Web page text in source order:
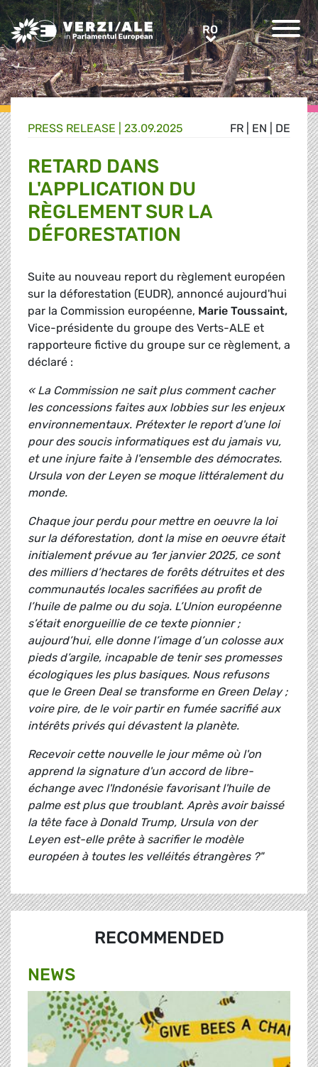
Greens/EFA Home RORO
FR EN DE
PRESS RELEASE | 23.09.2025
RETARD DANS
L'APPLICATION DU
RÈGLEMENT SUR LA
DÉFORESTATION
Suite au nouveau report du règlement européen
sur la déforestation (EUDR), annoncé aujourd'hui
par la Commission européenne, Marie Toussaint,
Vice-présidente du groupe des Verts-ALE et
rapporteure fictive du groupe sur ce règlement, a
déclaré :
« La Commission ne sait plus comment cacher
les concessions faites aux lobbies sur les enjeux
environnementaux. Prétexter le report d'une loi
pour des soucis informatiques est du jamais vu,
et une injure faite à l'ensemble des démocrates.
Ursula von der Leyen se moque littéralement du
monde.
Chaque jour perdu pour mettre en oeuvre la loi
sur la déforestation, dont la mise en oeuvre était
initialement prévue au 1er janvier 2025, ce sont
des milliers d’hectares de forêts détruites et des
communautés locales sacrifiées au profit de
l’huile de palme ou du soja. L’Union européenne
s’était enorgueillie de ce texte pionnier ;
aujourd’hui, elle donne l’image d’un colosse aux
pieds d’argile, incapable de tenir ses promesses
écologiques les plus basiques. Nous refusons
que le Green Deal se transforme en Green Delay ;
voire pire, de le voir partir en fumée sacrifié aux
intérêts privés qui dévastent la planète.
Recevoir cette nouvelle le jour même où l'on
apprend la signature d'un accord de libre-
échange avec l'Indonésie favorisant l'huile de
palme est plus que troublant. Après avoir baissé
la tête face à Donald Trump, Ursula von der
Leyen est-elle prête à sacrifier le modèle
européen à toutes les velléités étrangères ?"
RECOMMENDED
NEWS